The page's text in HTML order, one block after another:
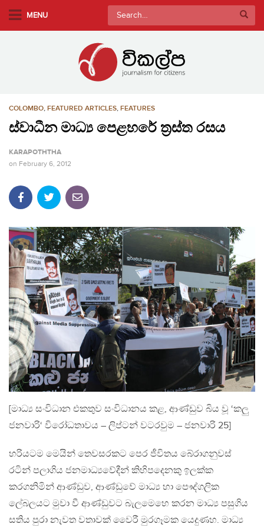
MENU
Search
for:
COLOMBO, FEATURED ARTICLES, FEATURES
ස්වාධීන මාධ්‍ය පෙළහරේ ත්‍රස්ත රසය
KARAPOTHTHA
on February 6, 2012
[මාධ්‍ය සංවිධාන එකතුව සංවිධානය කළ, ආණ්ඩුව බිය වූ ‘කලු
ජනවාරි‘ විරෝධතාවය – ලිප්ටන් වටරවුම – ජනවාරි 25]
හරියටම මෙයින් තෙවසරකට පෙර ජීවිතය බේරාගනුවස්
රටින් පලාගිය ජනමාධ්‍යවේදීන් කිහිපදෙනකු ඉලක්ක
කරගනිමින් ආණ්ඩුව, ආණ්ඩුවේ මාධ්‍ය හා පෞද්ගලික
ලේබලයට මුවා වී ආණ්ඩුවට බැලමෙහෙ කරන මාධ්‍ය පසුගිය
සතිය පුරා නැවත වතාවක් වෛරී මුරගෑමක යෙදුණහ. මාධ්‍ය